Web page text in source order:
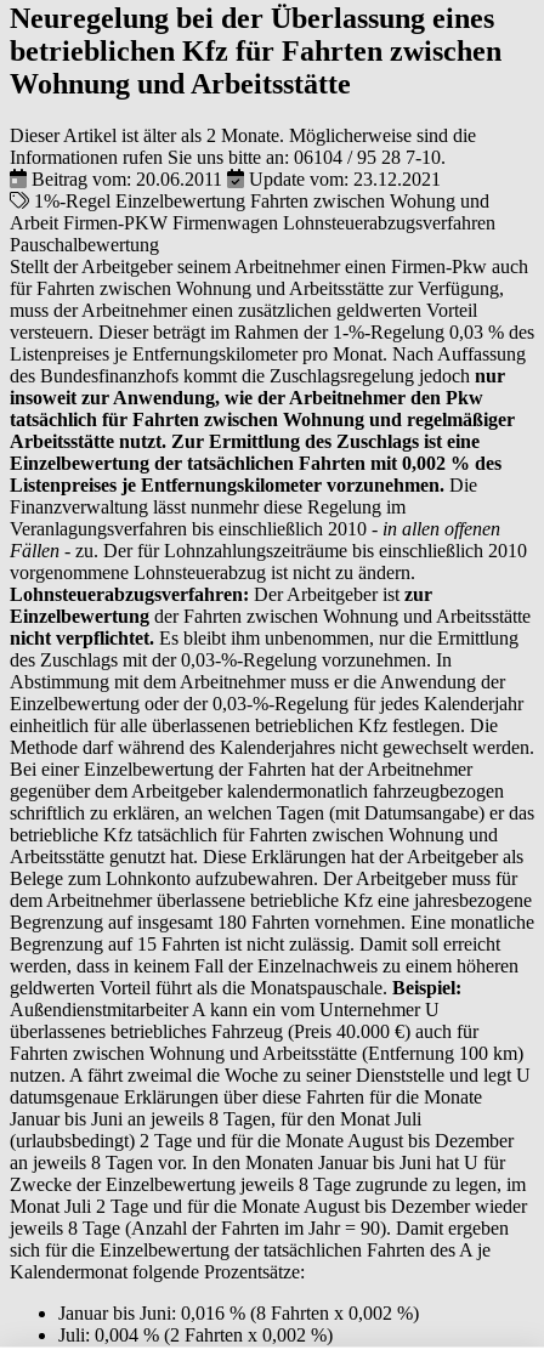
Neuregelung bei der Überlassung eines
betrieblichen Kfz für Fahrten zwischen
Wohnung und Arbeitsstätte
Dieser Artikel ist älter als 2 Monate. Möglicherweise sind die
Informationen rufen Sie uns bitte an: 06104 / 95 28 7-10.
Beitrag vom: 20.06.2011
Update vom: 23.12.2021
1%-Regel Einzelbewertung Fahrten zwischen Wohung und
Arbeit Firmen-PKW Firmenwagen Lohnsteuerabzugsverfahren
Pauschalbewertung
Stellt der Arbeitgeber seinem Arbeitnehmer einen Firmen-Pkw auch
für Fahrten zwischen Wohnung und Arbeitsstätte zur Verfügung,
muss der Arbeitnehmer einen zusätzlichen geldwerten Vorteil
versteuern. Dieser beträgt im Rahmen der 1-%-Regelung 0,03 % des
Listenpreises je Entfernungskilometer pro Monat. Nach Auffassung
des Bundesfinanzhofs kommt die Zuschlagsregelung jedoch nur
insoweit zur Anwendung, wie der Arbeitnehmer den Pkw
tatsächlich für Fahrten zwischen Wohnung und regelmäßiger
Arbeitsstätte nutzt. Zur Ermittlung des Zuschlags ist eine
Einzelbewertung der tatsächlichen Fahrten mit 0,002 % des
Listenpreises je Entfernungskilometer vorzunehmen. Die
Finanzverwaltung lässt nunmehr diese Regelung im
Veranlagungsverfahren bis einschließlich 2010 - in allen offenen
Fällen - zu. Der für Lohnzahlungszeiträume bis einschließlich 2010
vorgenommene Lohnsteuerabzug ist nicht zu ändern.
Lohnsteuerabzugsverfahren: Der Arbeitgeber ist zur
Einzelbewertung der Fahrten zwischen Wohnung und Arbeitsstätte
nicht verpflichtet. Es bleibt ihm unbenommen, nur die Ermittlung
des Zuschlags mit der 0,03-%-Regelung vorzunehmen. In
Abstimmung mit dem Arbeitnehmer muss er die Anwendung der
Einzelbewertung oder der 0,03-%-Regelung für jedes Kalenderjahr
einheitlich für alle überlassenen betrieblichen Kfz festlegen. Die
Methode darf während des Kalenderjahres nicht gewechselt werden.
Bei einer Einzelbewertung der Fahrten hat der Arbeitnehmer
gegenüber dem Arbeitgeber kalendermonatlich fahrzeugbezogen
schriftlich zu erklären, an welchen Tagen (mit Datumsangabe) er das
betriebliche Kfz tatsächlich für Fahrten zwischen Wohnung und
Arbeitsstätte genutzt hat. Diese Erklärungen hat der Arbeitgeber als
Belege zum Lohnkonto aufzubewahren. Der Arbeitgeber muss für
dem Arbeitnehmer überlassene betriebliche Kfz eine jahresbezogene
Begrenzung auf insgesamt 180 Fahrten vornehmen. Eine monatliche
Begrenzung auf 15 Fahrten ist nicht zulässig. Damit soll erreicht
werden, dass in keinem Fall der Einzelnachweis zu einem höheren
geldwerten Vorteil führt als die Monatspauschale. Beispiel:
Außendienstmitarbeiter A kann ein vom Unternehmer U
überlassenes betriebliches Fahrzeug (Preis 40.000 €) auch für
Fahrten zwischen Wohnung und Arbeitsstätte (Entfernung 100 km)
nutzen. A fährt zweimal die Woche zu seiner Dienststelle und legt U
datumsgenaue Erklärungen über diese Fahrten für die Monate
Januar bis Juni an jeweils 8 Tagen, für den Monat Juli
(urlaubsbedingt) 2 Tage und für die Monate August bis Dezember
an jeweils 8 Tagen vor. In den Monaten Januar bis Juni hat U für
Zwecke der Einzelbewertung jeweils 8 Tage zugrunde zu legen, im
Monat Juli 2 Tage und für die Monate August bis Dezember wieder
jeweils 8 Tage (Anzahl der Fahrten im Jahr = 90). Damit ergeben
sich für die Einzelbewertung der tatsächlichen Fahrten des A je
Kalendermonat folgende Prozentsätze:
Januar bis Juni: 0,016 % (8 Fahrten x 0,002 %)
Juli: 0,004 % (2 Fahrten x 0,002 %)